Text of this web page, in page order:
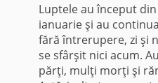
Luptele au început
ianuarie şi au
fără întrerupere, zi şi
se sfârşit nici acum.
părţi, mulţi morţi şi